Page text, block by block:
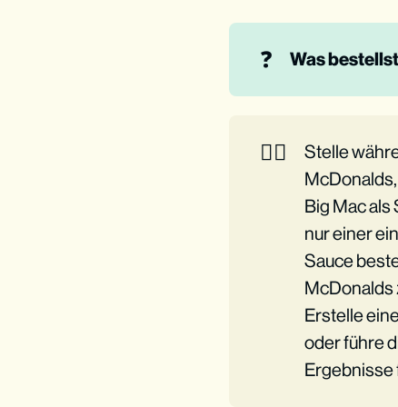
❓ Was
👉🏼
Stelle
Big Mac als
nur einer
Sauce
McDonalds
Erstelle
oder führe
Ergebnisse